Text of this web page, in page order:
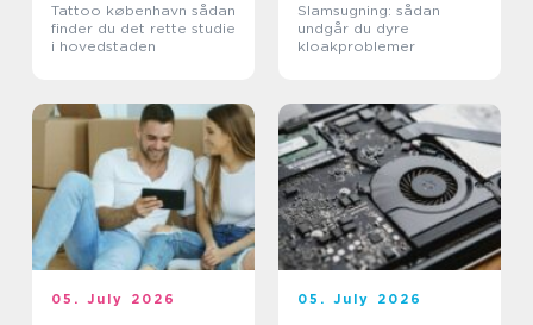
Tattoo københavn sådan
finder du det rette studie
i hovedstaden
Slamsugning: sådan
undgår du dyre
kloakproblemer
05. July 2026 05. July 2026